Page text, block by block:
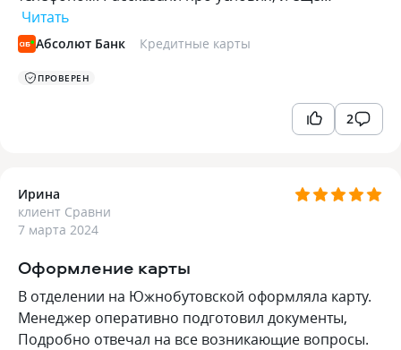
Читать
Абсолют Банк Кредитные карты
ПРОВЕРЕН
2
Ирина
клиент Сравни
7 марта 2024
Оформление карты
В отделении на Южнобутовской оформляла карту.
Менеджер оперативно подготовил документы,
Подробно отвечал на все возникающие вопросы.